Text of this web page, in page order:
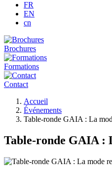
FR
EN
cn
Brochures
Formations
Contact
d'Ariane
Accueil
Événements
Table-ronde GAIA : La
Table-ronde GAIA :